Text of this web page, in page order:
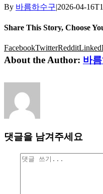
By 바름하수구|2026-04-
Share This Story, Choose
FacebookTwitterReddit
About the Author: 바
댓글을 남겨주세요